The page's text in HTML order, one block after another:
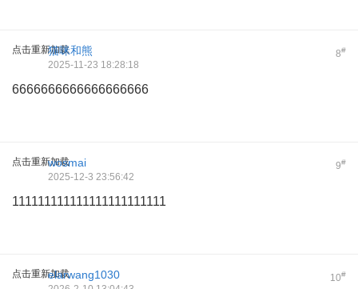
点击重新加载 8#
猫咪和熊
2025-11-23 18:28:18
6666666666666666666
点击重新加载 9#
wosmai
2025-12-3 23:56:42
111111111111111111111111
点击重新加载 10#
elarwang1030